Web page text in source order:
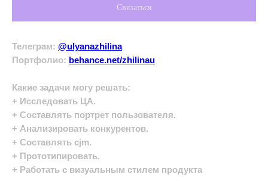
Связаться
Телеграм: @ulyanazhilina
Портфолио: behance.net/zhilinau
Какие задачи могу решать:
+ Исследовать ЦА.
+ Составлять портрет пользователя.
+ Анализировать конкурентов.
+ Составлять cjm.
+ Прототипировать.
+ Работать с визуальным стилем продукта